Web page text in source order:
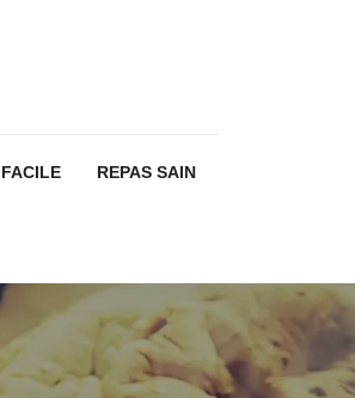
REPAS SAIN